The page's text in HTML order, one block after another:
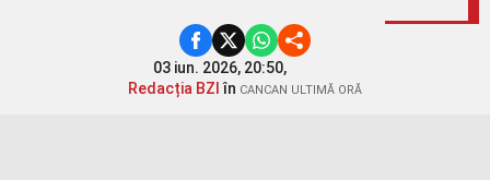
03 iun. 2026, 20:50,
Redacția BZI în CANCAN ULTIMĂ ORĂ